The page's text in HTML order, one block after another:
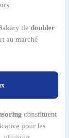
dedoubler
au marché
constituent
pour les